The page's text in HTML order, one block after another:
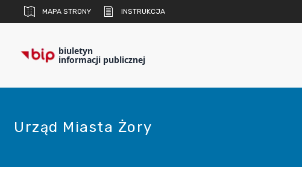
MAPA STRONY INSTRUKCJA
biuletyn
informacji publicznej
Urząd Miasta Żory